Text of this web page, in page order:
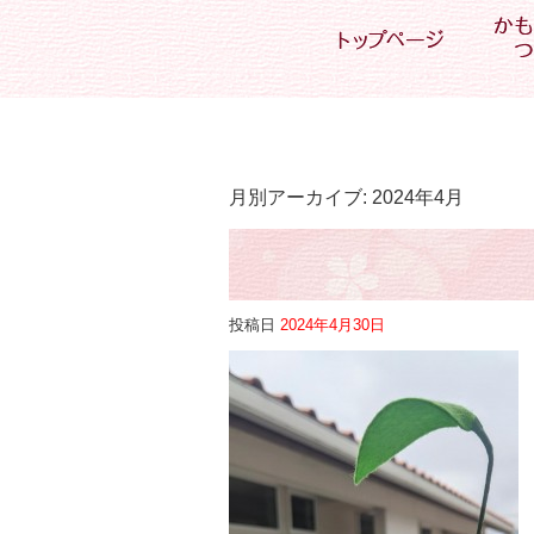
月別アーカイブ: 2024年4月
投稿日 2024年4月30日